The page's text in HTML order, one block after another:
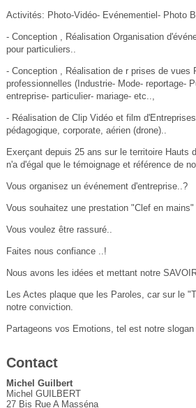
Activités: Photo-Vidéo- Evénementiel- Photo
- Conception , Réalisation Organisation
pour particuliers..
- Conception , Réalisation de r prises de vues
professionnelles (Industrie- Mode- reportage-
entreprise- particulier- mariage- etc..,
- Réalisation de Clip Vidéo et film
pédagogique, corporate, aérien (drone)..
Exerçant depuis 25 ans sur le territoire Hauts
n'a d'égal que le témoignage et référence de
Vous organisez un événement d'entreprise..?
Vous souhaitez une prestation "Clef en mains"
Vous voulez être rassuré..
Faites nous confiance ..!
Nous avons les idées et mettant notre
Les Actes plaque que les Paroles, car sur le
notre conviction.
Partageons vos Emotions, tel est notre
Contact
Michel Guilbert
Michel GUILBERT
27 Bis Rue A Masséna